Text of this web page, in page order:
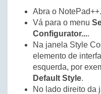
Abra o NotePad++.
Vá para o menu
Configurator....
Na janela Style
elemento de
esquerda, por
Default Style.
No lado direito da